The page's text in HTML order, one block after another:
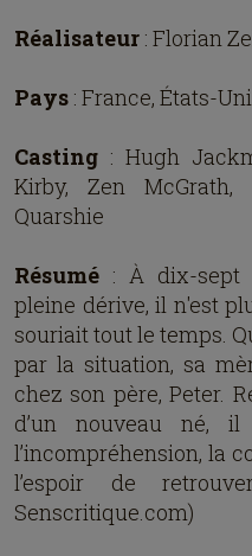
Réalisateur : Florian
Pays : France, États-
Casting : Hugh
Kirby, Zen McGrath,
Quarshie
Résumé : À dix-sept
pleine dérive, il n'est
souriait tout le temps.
par la situation, sa
chez son père, Peter.
d’un nouveau né,
l’incompréhension, la
l’espoir de
Senscritique.com)